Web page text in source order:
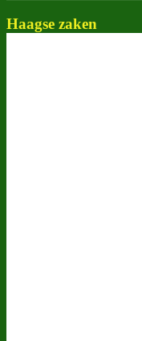
Haagse zaken